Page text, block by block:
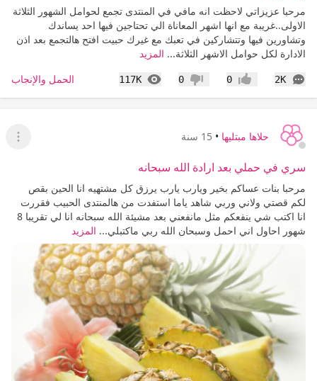
مرحبا عزيزاتي لاحظت انه مافي في المنتدى تجمع لحوامل الشهور الثلاثة
الاولى..غريبة مع انها اشهر المعاناة الي تحتاجين فيها احد يساندك
وتشاورين فيها وتتشاركين في تعبك مع غيرك حبيت افتح هالتجمع بعد اذن
الادارة لكل حوامل الاشهر الثلاثة... المزيد
2K
التعليقات إعجاب0 عدم إعجاب
0
117K
المشاهدات الحمل والإنجاب
حلاها مبتليها • 15 سنة
عرض
سري في حملي بعد ارادة الله سبحانه
مرحبا بنات عساكم بخير ويارب يارب يرزق كل مشتهيه انا الحين بقص
لكم قصتي ولاني وربي شاهد ياما استفدت من هالمنتدى الحبيب فقررت
انا اكتب شي ينفعكم مثل مانفعني بعد مشيئة الله سبحانه انا لي تقريبا 8
شهور احاول اني احمل وسبحان الله ربي ماكتبلي... المزيد